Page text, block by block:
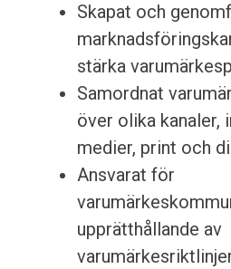
Skapat och
stärka
Samordnat
över olika kanaler,
medier, print och
Ansvarat för
upprätthållande av